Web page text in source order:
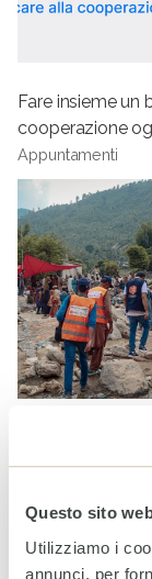
Questo sito
Utilizziamo i
annunci, per
Fare insieme un
cooperazione
Appuntamenti
Pakistan
emergenza